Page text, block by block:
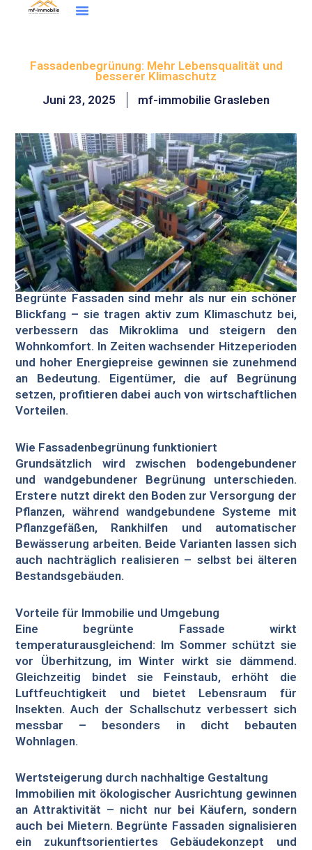
springen
Fassadenbegrünung: Mehr Lebensqualität und
besserer Klimaschutz
Juni 23, 2025
mf-immobilie Grasleben
Begrünte Fassaden sind mehr als nur ein schöner
Blickfang – sie tragen aktiv zum Klimaschutz bei,
verbessern das Mikroklima und steigern den
Wohnkomfort. In Zeiten wachsender Hitzeperioden
und hoher Energiepreise gewinnen sie zunehmend
an Bedeutung. Eigentümer, die auf Begrünung
setzen, profitieren dabei auch von wirtschaftlichen
Vorteilen.
Wie Fassadenbegrünung funktioniert
Grundsätzlich wird zwischen bodengebundener
und wandgebundener Begrünung unterschieden.
Erstere nutzt direkt den Boden zur Versorgung der
Pflanzen, während wandgebundene Systeme mit
Pflanzgefäßen, Rankhilfen und automatischer
Bewässerung arbeiten. Beide Varianten lassen sich
auch nachträglich realisieren – selbst bei älteren
Bestandsgebäuden.
Vorteile für Immobilie und Umgebung
Eine begrünte Fassade wirkt
temperaturausgleichend: Im Sommer schützt sie
vor Überhitzung, im Winter wirkt sie dämmend.
Gleichzeitig bindet sie Feinstaub, erhöht die
Luftfeuchtigkeit und bietet Lebensraum für
Insekten. Auch der Schallschutz verbessert sich
messbar – besonders in dicht bebauten
Wohnlagen.
Wertsteigerung durch nachhaltige Gestaltung
Immobilien mit ökologischer Ausrichtung gewinnen
an Attraktivität – nicht nur bei Käufern, sondern
auch bei Mietern. Begrünte Fassaden signalisieren
ein zukunftsorientiertes Gebäudekonzept und